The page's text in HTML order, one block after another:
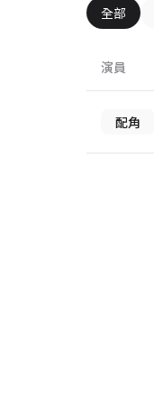
全部
演員
配角